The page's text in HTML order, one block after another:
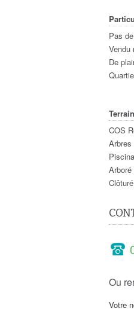
Pas
Vendu
De
Terrain
COS
Arbres
Arboré
Clôturé
Ou
Votre